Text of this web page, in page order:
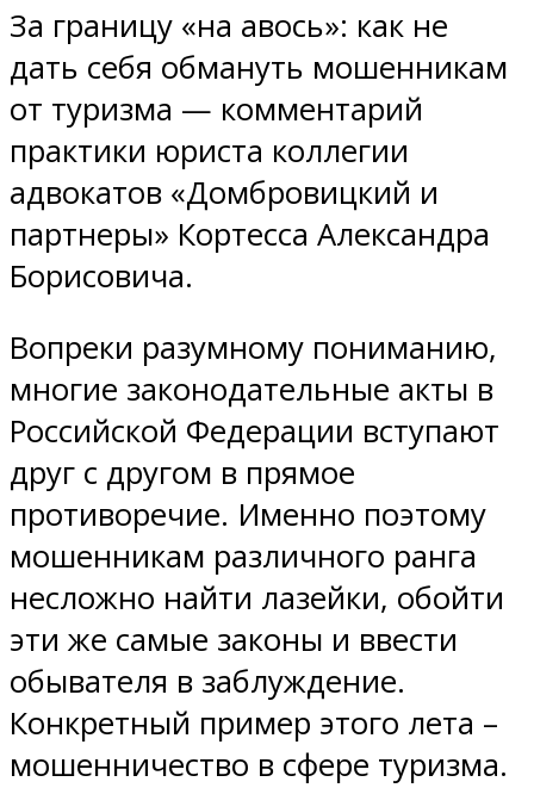
За границу «на авось»: как не
дать себя обмануть мошенникам
от туризма — комментарий
практики юриста коллегии
адвокатов «Домбровицкий и
партнеры» Кортесса Александра
Борисовича.
Вопреки разумному пониманию,
многие законодательные акты в
Российской Федерации вступают
друг с другом в прямое
противоречие. Именно поэтому
мошенникам различного ранга
несложно найти лазейки, обойти
эти же самые законы и ввести
обывателя в заблуждение.
Конкретный пример этого лета –
мошенничество в сфере туризма.